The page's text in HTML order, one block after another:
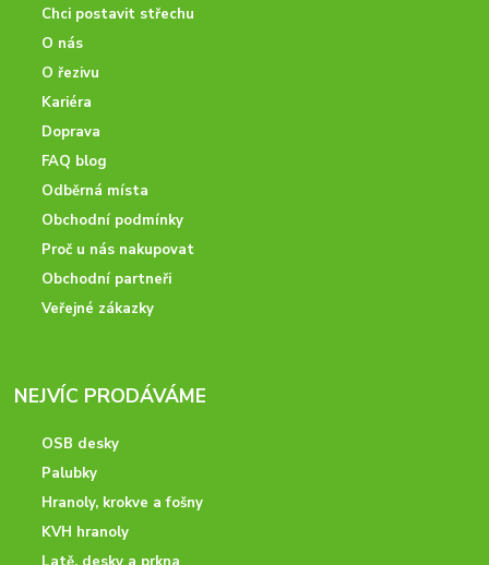
Chci postavit střechu
O nás
O řezivu
Kariéra
Doprava
FAQ blog
Odběrná místa
Obchodní podmínky
Proč u nás nakupovat
Obchodní partneři
Veřejné zákazky
NEJVÍC PRODÁVÁME
OSB desky
Palubky
Hranoly, krokve a fošny
KVH hranoly